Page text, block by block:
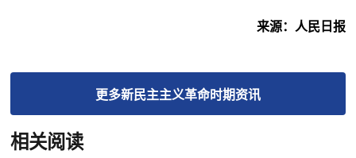
来源：人民日报
更多新民主主义革命时期资讯
相关阅读